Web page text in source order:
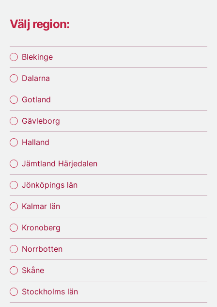
Välj region:
Blekinge
Dalarna
Gotland
Gävleborg
Halland
Jämtland Härjedalen
Jönköpings län
Kalmar län
Kronoberg
Norrbotten
Skåne
Stockholms län